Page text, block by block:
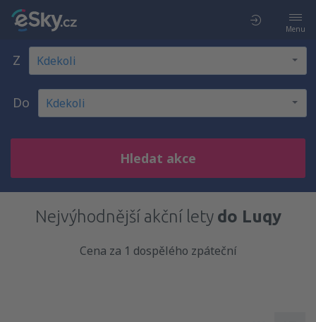
Menu
Z
Do
Hledat akce
Nejvýhodnější akční lety do Luqy
Cena za 1 dospělého zpáteční